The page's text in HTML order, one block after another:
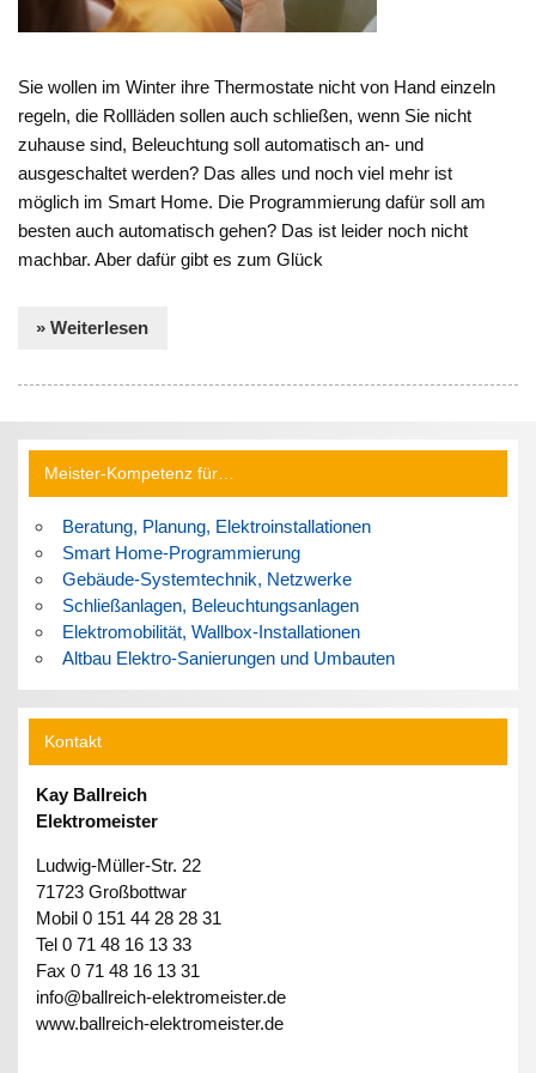
Sie wollen im Winter ihre Thermostate nicht von Hand einzeln
regeln, die Rollläden sollen auch schließen, wenn Sie nicht
zuhause sind, Beleuchtung soll automatisch an- und
ausgeschaltet werden? Das alles und noch viel mehr ist
möglich im Smart Home. Die Programmierung dafür soll am
besten auch automatisch gehen? Das ist leider noch nicht
machbar. Aber dafür gibt es zum Glück
» Weiterlesen
Meister-Kompetenz für…
Beratung, Planung, Elektroinstallationen
Smart Home-Programmierung
Gebäude-Systemtechnik, Netzwerke
Schließanlagen, Beleuchtungsanlagen
Elektromobilität, Wallbox-Installationen
Altbau Elektro-Sanierungen und Umbauten
Kontakt
Kay Ballreich
Elektromeister
Ludwig-Müller-Str. 22
71723 Großbottwar
Mobil 0 151 44 28 28 31
Tel 0 71 48 16 13 33
Fax 0 71 48 16 13 31
info@ballreich-elektromeister.de
www.ballreich-elektromeister.de